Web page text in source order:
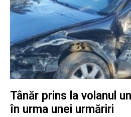
Tânăr prins la volanul
în urma unei urmăriri